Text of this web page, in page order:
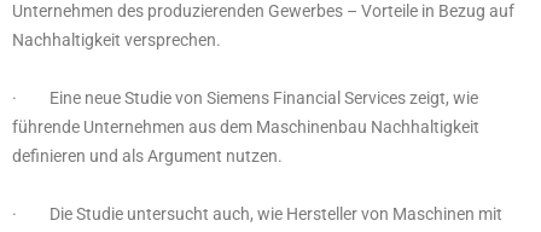
Unternehmen des produzierenden Gewerbes – Vorteile in Bezug auf
Nachhaltigkeit versprechen.
· Eine neue Studie von Siemens Financial Services zeigt, wie
führende Unternehmen aus dem Maschinenbau Nachhaltigkeit
definieren und als Argument nutzen.
· Die Studie untersucht auch, wie Hersteller von Maschinen mit